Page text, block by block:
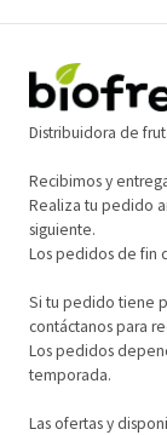
Distribuidora de
Recibimos y
Realiza tu pedido
siguiente.
Los pedidos de fin
Si tu pedido tiene
contáctanos para
Los pedidos
temporada.
Las ofertas y